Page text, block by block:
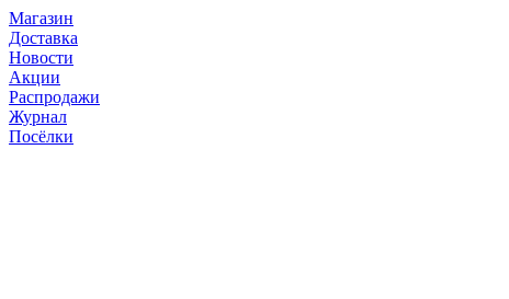
Магазин
Доставка
Новости
Акции
Распродажи
Журнал
Посёлки